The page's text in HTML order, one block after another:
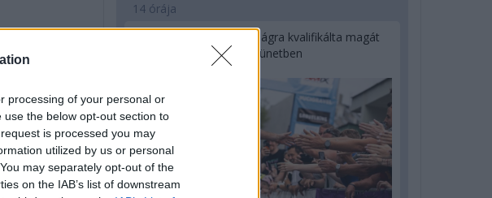
processing of your personal or
the below opt-out section to
is processed you may
utilized by us or personal
may separately opt-out of the
on the IAB’s list of downstream
csak 52
lenne neki
alkalom
14 órája
Kerékpáros világbajnokságra kvalifikálta magát
Bottas az F1-es nyári szünetben